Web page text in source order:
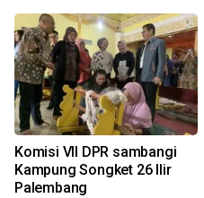
Komisi VII DPR sambangi
Kampung Songket 26 Ilir
Palembang